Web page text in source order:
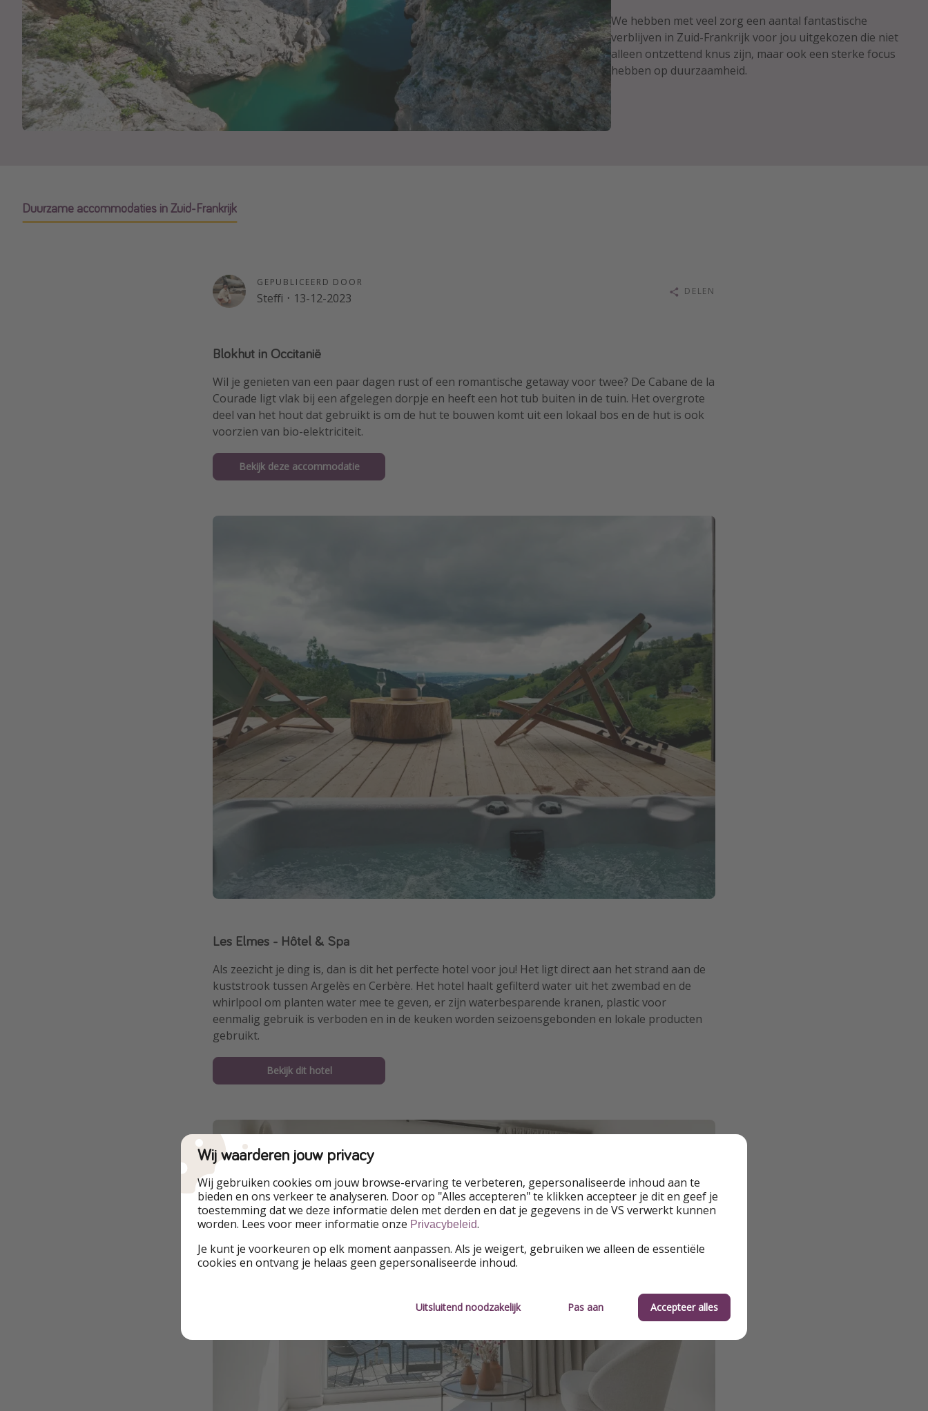
We hebben met veel zorg een aantal fantastische
verblijven in Zuid-Frankrijk voor jou uitgekozen die niet
alleen ontzettend knus zijn, maar ook een sterke focus
hebben op duurzaamheid.
Duurzame accommodaties in Zuid-Frankrijk
GEPUBLICEERD DOOR
Steffi · 13-12-2023 DELEN
Blokhut in Occitanië
Wil je genieten van een paar dagen rust of een romantische getaway voor twee? De Cabane de la
Courade ligt vlak bij een afgelegen dorpje en heeft een hot tub buiten in de tuin. Het overgrote
deel van het hout dat gebruikt is om de hut te bouwen komt uit een lokaal bos en de hut is ook
voorzien van bio-elektriciteit.
Bekijk deze accommodatie
Les Elmes - Hôtel & Spa
Als zeezicht je ding is, dan is dit het perfecte hotel voor jou! Het ligt direct aan het strand aan de
kuststrook tussen Argelès en Cerbère. Het hotel haalt gefilterd water uit het zwembad en de
whirlpool om planten water mee te geven, er zijn waterbesparende kranen, plastic voor
eenmalig gebruik is verboden en in de keuken worden seizoensgebonden en lokale producten
gebruikt.
Bekijk dit hotel
Wij waarderen jouw privacy
Wij gebruiken cookies om jouw browse-ervaring te verbeteren, gepersonaliseerde inhoud aan te
bieden en ons verkeer te analyseren. Door op "Alles accepteren" te klikken accepteer je dit en geef je
toestemming dat we deze informatie delen met derden en dat je gegevens in de VS verwerkt kunnen
worden. Lees voor meer informatie onze Privacybeleid.
Je kunt je voorkeuren op elk moment aanpassen. Als je weigert, gebruiken we alleen de essentiële
cookies en ontvang je helaas geen gepersonaliseerde inhoud.
Uitsluitend noodzakelijk Pas aan Accepteer alles